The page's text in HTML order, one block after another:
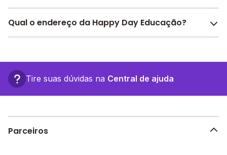
Pesquise bolsas disponíveis no Melhor Escola e
Qual o endereço da Happy Day Educação?
Camaçari - BA.
Tire suas dúvidas na Central de ajuda
Parceiros